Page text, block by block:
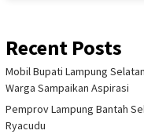
Recent Posts
Mobil Bupati Lampung
Warga Sampaikan Aspirasi
Pemprov Lampung Bantah
Ryacudu